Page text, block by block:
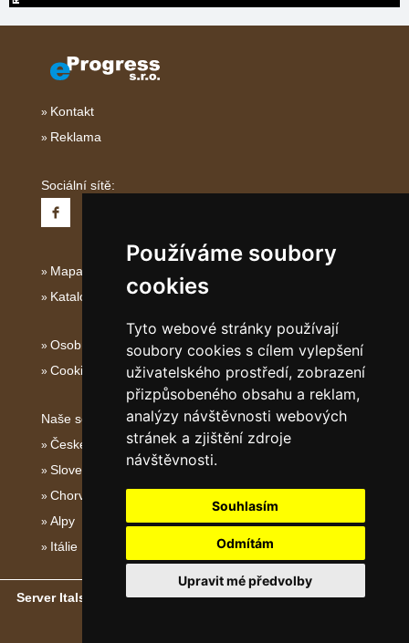
Používáme soubory
cookies
Tyto webové stránky používají
soubory cookies s cílem vylepšení
uživatelského prostředí, zobrazení
přizpůsobeného obsahu a reklam,
analýzy návštěvnosti webových
stránek a zjištění zdroje
návštěvnosti.
Souhlasím
Odmítám
Upravit mé předvolby
Kontakt
Reklama
Sociální sítě:
Mapa serveru Střední Itálie
Katalog ubytování
Osobní údaje
Cookies
Naše servery:
České hory
Slovenské hory
Chorvatsko
Alpy
Itálie
Server Italské hory, ostrovy a pobřeží- Copyright © 2011-2026